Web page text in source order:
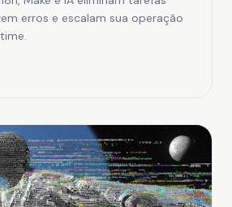
erros e escalam sua operação